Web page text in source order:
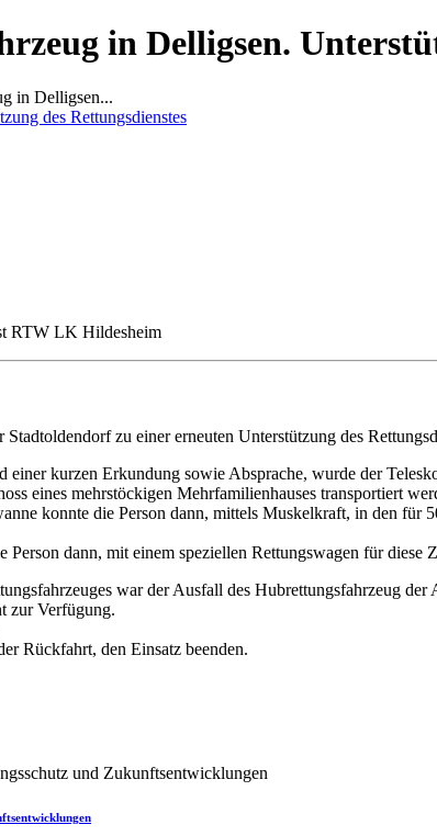
in Delligsen.
in Delligsen...
RTW LK Hildesheim
zu einer erneuten Unterstützung des
kurzen Erkundung sowie Absprache, wurde der
eines mehrstöckigen Mehrfamilienhauses transportiert
konnte die Person dann, mittels Muskelkraft, in den für
dann, mit einem speziellen Rettungswagen für diese
war der Ausfall des Hubrettungsfahrzeug
zur Verfügung.
Rückfahrt, den Einsatz beenden.